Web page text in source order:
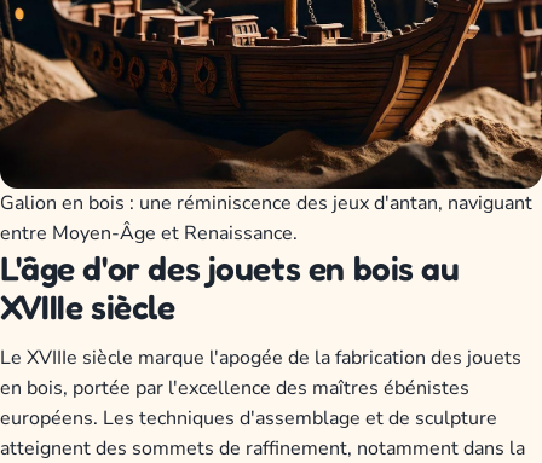
Galion en bois : une réminiscence des jeux d'antan, naviguant
entre Moyen-Âge et Renaissance.
L'âge d'or des jouets en bois au
XVIIIe siècle
Le XVIIIe siècle marque l'apogée de la fabrication des jouets
en bois, portée par l'excellence des maîtres ébénistes
européens. Les techniques d'assemblage et de sculpture
atteignent des sommets de raffinement, notamment dans la